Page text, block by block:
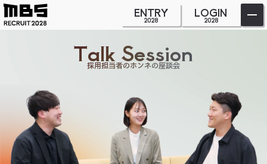
採用担当者のホンネの座談会 | Talk Session | MBS
ENTRY
2028
LOGIN
2028
Talk Session
採用担当者のホンネの座談会